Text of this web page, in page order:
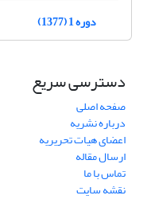
دوره 1 (1377)
دسترسی سریع
صفحه اصلی
درباره نشریه
اعضای هیات تحریریه
ارسال مقاله
تماس با ما
نقشه سایت